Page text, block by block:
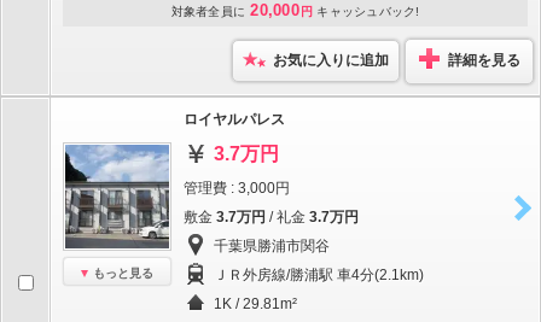
対象者全員に 20,000 円 キャッシュバック!
お気に入りに追加 詳細を見る
もっと見る
ロイヤルパレス
3.7万円
管理費 : 3,000円
敷金 3.7万円 / 礼金 3.7万円
千葉県勝浦市関谷
ＪＲ外房線/勝浦駅 車4分(2.1km)
1K / 29.81m²